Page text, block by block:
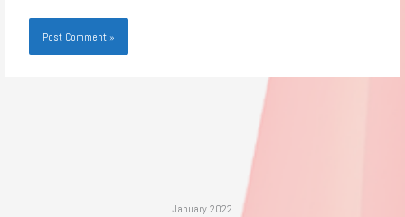
January 2022